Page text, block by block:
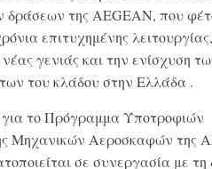
δράσεων της AEGEAN, που
επιτυχημένης
νέας γενιάς και την ενίσχυση
του κλάδου στην Ελλάδα .
για το Πρόγραμμα Υποτροφιών
Μηχανικών Αεροσκαφών της
σε συνεργασία με τη